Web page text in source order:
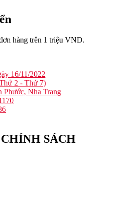
hàng trên 1 triệu VND.
16/11/2022
2 - Thứ 7)
Nha Trang
SÁCH